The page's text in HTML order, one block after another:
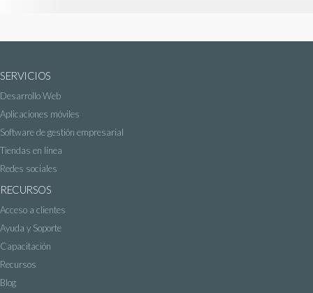
SERVICIOS
Desarrollo Web
Aplicaciones móviles
Software de gestión empresarial
Tiendas en línea
Redes sociales
RECURSOS
Acceso a clientes
Ayuda y Soporte
Capacitación
Recursos
Blog